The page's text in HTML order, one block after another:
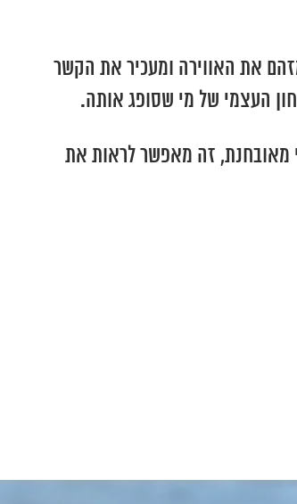
את האווירה ומעכיר את הקשר
העצמי של מי שסופג אותה.
מאובחנת, זה מאפשר לראות את